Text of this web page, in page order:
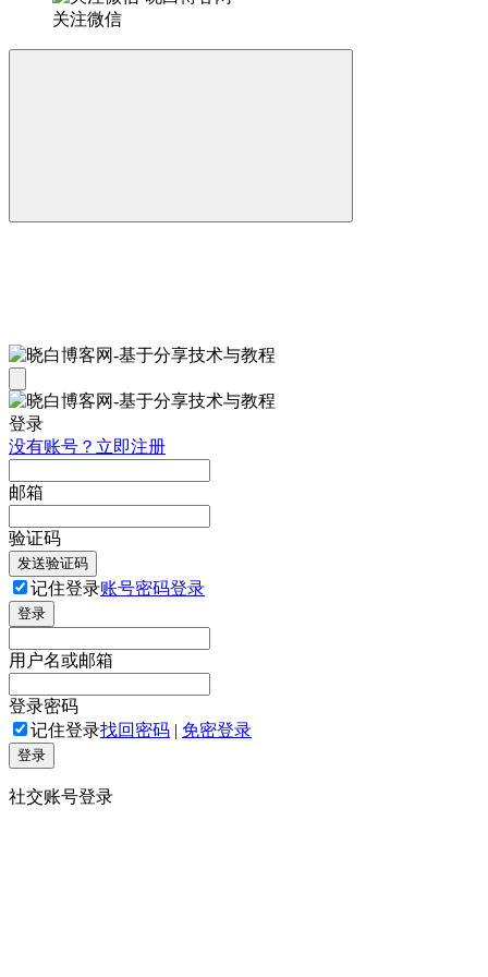
关注微信
登录
没有账号？立即注册
邮箱
验证码
发送验证码
记住登录账号密码登录
登录
用户名或邮箱
登录密码
记住登录找回密码 | 免密登录
登录
社交账号登录